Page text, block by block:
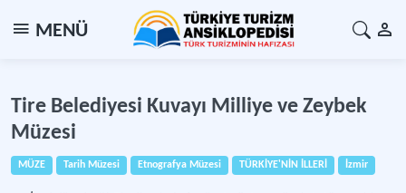
MENÜ
Tire Belediyesi Kuvayı Milliye ve Zeybek
Müzesi
MÜZE Tarih Müzesi Etnografya Müzesi TÜRKİYE'NİN İLLERİ İzmir